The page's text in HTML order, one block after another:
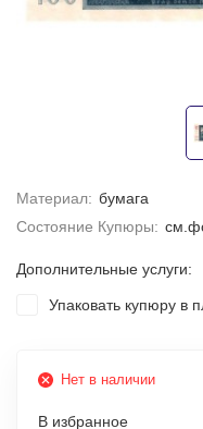
Материал: бумага
Состояние Купюры:
Дополнительные услуги:
Упаковать купюру в
Нет в наличии
В избранное